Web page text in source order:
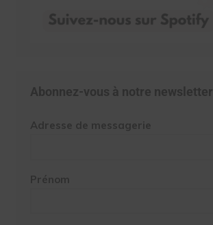
Abonnez-vous à notre newsletter
Adresse de messagerie
Prénom